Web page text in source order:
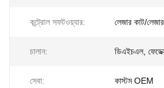
কন্ট্রোল সফটওয়্যার: লেজার কাট/
চালান: ডিএইচএল,
সেবা: কাস্টম OEM